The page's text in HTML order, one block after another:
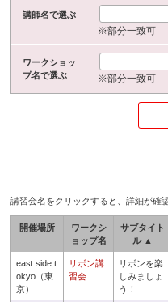
講師名で選ぶ
※部分一致可
ワークショッ
プ名で選ぶ
※部分一致可
講習会名をクリックすると、詳細が確
開催場所
ワークシ
ョップ名
サブタイト
ル ▲
east side t
okyo（東
京）
リボン講
習会
リボンを楽
しみましょ
う！